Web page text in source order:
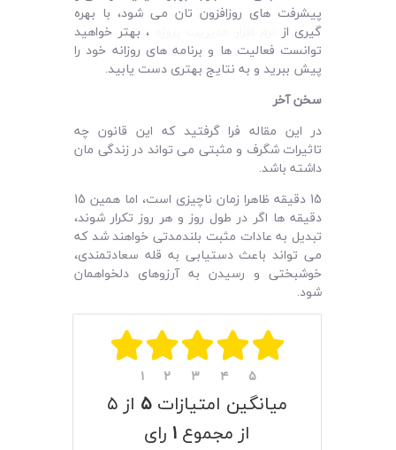
پیشرفت های روزافزون تان می شود، با بهره
گیری از
، بهتر خواهید
توانست فعالیت ها و برنامه های روزانه خود را
پیش ببرید و به نتایج بهتری دست یابید.
سخن آخر
در این مقاله فرا گرفتید که این قانون چه
تاثیرات شگرف و مثبتی می تواند در زندگی مان
داشته باشد.
15 دقیقه ظاهرا زمان ناچیزی است، اما همین 15
دقیقه ها اگر در طول روز و هر روز تکرار شوند،
تبدیل به عادات مثبت بلندمدتی خواهند شد که
می تواند باعث دستیابی به قله سعادتمندی،
خوشبختی و رسیدن به آرزوهای دلخواهمان
شود.
۱ ۲ ۳ ۴ ۵
میانگین امتیازات ۵ از ۵
از مجموع ۱ رای